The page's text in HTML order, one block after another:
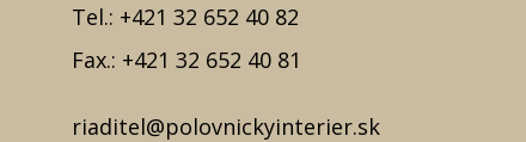
Tel.: +421 32 652 40 82
Fax.: +421 32 652 40 81
riaditel@polovnickyinterier.sk